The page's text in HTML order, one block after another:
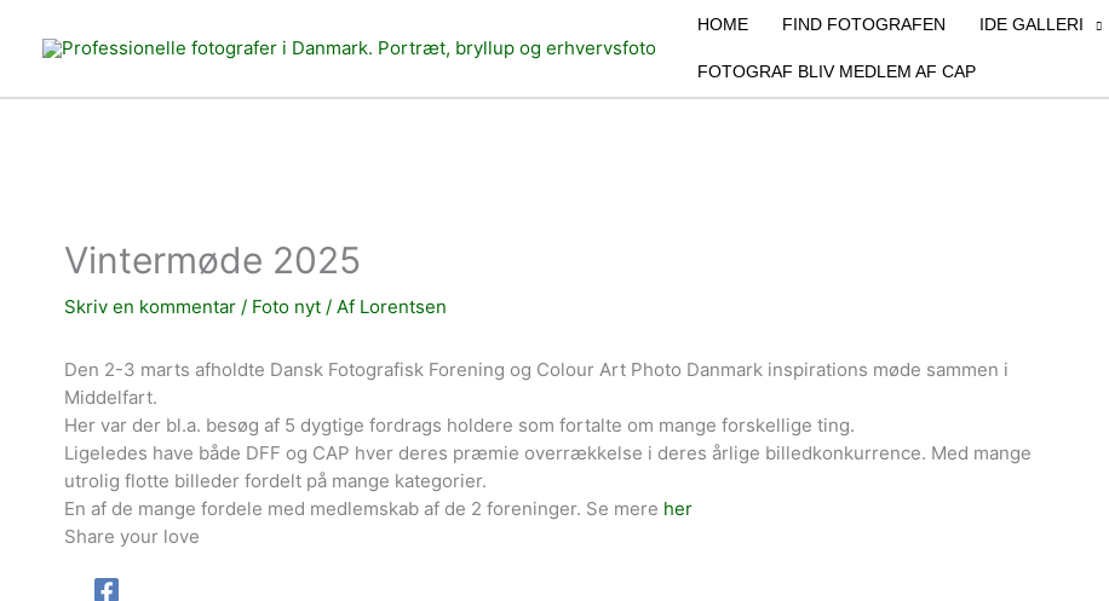
HOME FIND FOTOGRAFEN IDE GALLERI
FOTOGRAF BLIV MEDLEM AF CAP
Vintermøde 2025
Skriv en kommentar / Foto nyt / Af Lorentsen
Den 2-3 marts afholdte Dansk Fotografisk Forening og Colour Art Photo Danmark inspirations møde sammen i
Middelfart.
Her var der bl.a. besøg af 5 dygtige fordrags holdere som fortalte om mange forskellige ting.
Ligeledes have både DFF og CAP hver deres præmie overrækkelse i deres årlige billedkonkurrence. Med mange
utrolig flotte billeder fordelt på mange kategorier.
En af de mange fordele med medlemskab af de 2 foreninger. Se mere her
Share your love